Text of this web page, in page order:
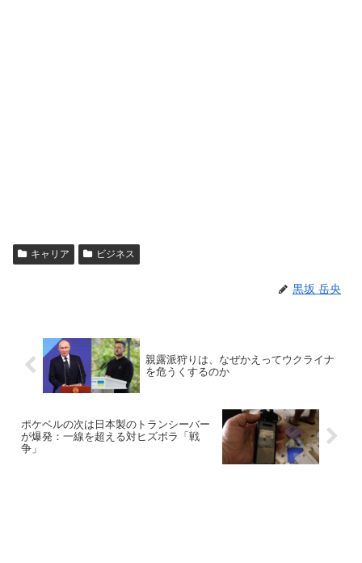
キャリア ビジネス
黒坂 岳央
親露派狩りは、なぜかえってウクライナ
を危うくするのか
ポケベルの次は日本製のトランシーバー
が爆発：一線を超える対ヒズボラ「戦
争」